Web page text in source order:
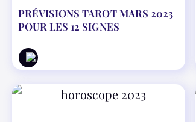
PRÉVISIONS TAROT MARS 2023
POUR LES 12 SIGNES